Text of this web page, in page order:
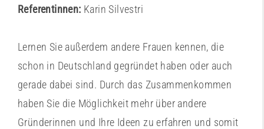
Referentinnen: Karin Silvestri
Lernen Sie außerdem andere Frauen kennen, die
schon in Deutschland gegründet haben oder auch
gerade dabei sind. Durch das Zusammenkommen
haben Sie die Möglichkeit mehr über andere
Gründerinnen und Ihre Ideen zu erfahren und somit